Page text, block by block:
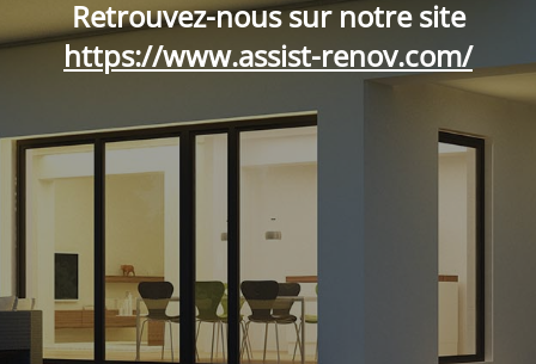
Retrouvez-nous sur notre site
https://www.assist-renov.com/